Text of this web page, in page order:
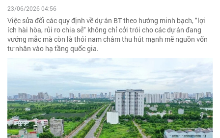
23/06/2026 04:56
Việc sửa đổi các quy định về dự án BT theo hướng minh bạch, "lợi
ích hài hòa, rủi ro chia sẻ" không chỉ cởi trói cho các dự án đang
vướng mắc mà còn là thỏi nam châm thu hút mạnh mẽ nguồn vốn
tư nhân vào hạ tầng quốc gia.